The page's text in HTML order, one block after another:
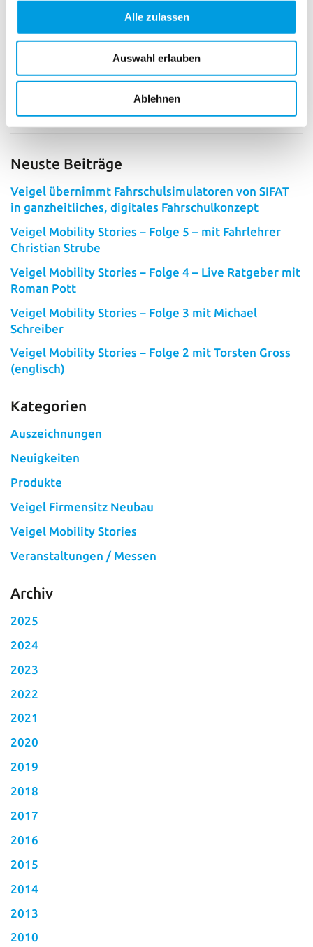
Alle zulassen
Auswahl erlauben
Ablehnen
https://youtu.be/vwCRlfm6E74
Neuste Beiträge
Veigel übernimmt Fahrschulsimulatoren von SIFAT
in ganzheitliches, digitales Fahrschulkonzept
Veigel Mobility Stories – Folge 5 – mit Fahrlehrer
Christian Strube
Veigel Mobility Stories – Folge 4 – Live Ratgeber mit
Roman Pott
Veigel Mobility Stories – Folge 3 mit Michael
Schreiber
Veigel Mobility Stories – Folge 2 mit Torsten Gross
(englisch)
Kategorien
Auszeichnungen
Neuigkeiten
Produkte
Veigel Firmensitz Neubau
Veigel Mobility Stories
Veranstaltungen / Messen
Archiv
2025
2024
2023
2022
2021
2020
2019
2018
2017
2016
2015
2014
2013
2010